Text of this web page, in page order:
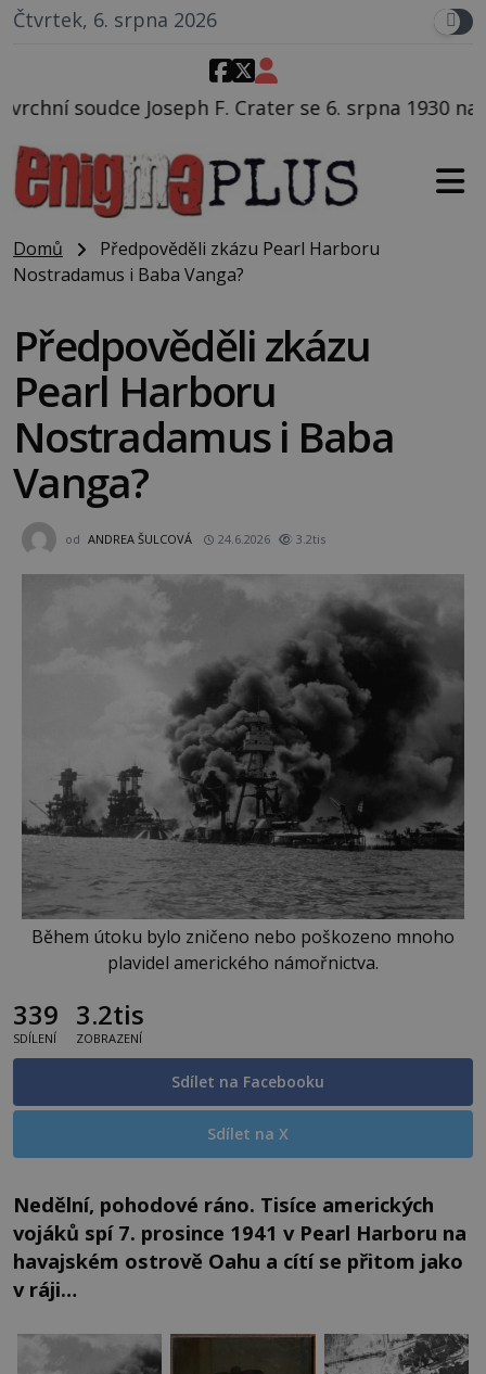
Čtvrtek, 6. srpna 2026
Crater se 6. srpna 1930 navečeří ve své
Domů
Předpověděli zkázu Pearl Harboru
Nostradamus i Baba Vanga?
Předpověděli zkázu
Pearl Harboru
Nostradamus i Baba
Vanga?
od ANDREA ŠULCOVÁ 24.6.2026 3.2tis
Během útoku bylo zničeno nebo poškozeno mnoho
plavidel amerického námořnictva.
339
SDÍLENÍ
3.2tis
ZOBRAZENÍ
Sdílet na Facebooku
Sdílet na X
Nedělní, pohodové ráno. Tisíce amerických
vojáků spí 7. prosince 1941 v Pearl Harboru na
havajském ostrově Oahu a cítí se přitom jako
v ráji…